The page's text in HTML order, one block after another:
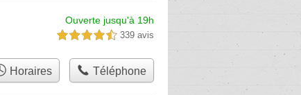
Ouverte jusqu'à 19h
4,5 étoiles sur 5 339 avis
Horaires Téléphone